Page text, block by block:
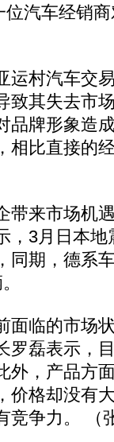
汽车经销
村汽车交
致其失去市
品牌形象造
相比直接的
来市场机
，3月日本
同期，德系
临的市场
罗磊表示，
外，产品方
价格却没有
竞争力。 （